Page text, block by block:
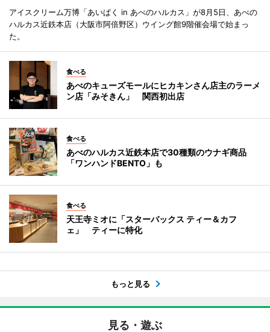
アイスクリーム万博「あいぱく in あべのハルカス」が8月5日、あべの
ハルカス近鉄本店（大阪市阿倍野区）ウイング館9階催会場で始まっ
た。
食べる
あべのキューズモールにヒカキンさん店主のラーメ
ン店「みそきん」 関西初出店
食べる
あべのハルカス近鉄本店で30種類のウナギ商品
「ワンハンドBENTO」も
食べる
天王寺ミオに「スターバックス ティー＆カフ
ェ」 ティーに特化
もっと見る
見る・遊ぶ